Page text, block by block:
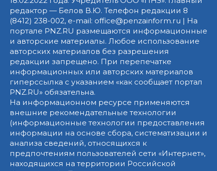
редактор — Белов В.Ю. Телефон редакции 8
(8412) 238-002, e-mail: office@penzainform.ru | На
портале PNZ.RU размещаются информационные
и авторские материалы. Любое использование
авторских материалов без разрешения
редакции запрещено. При перепечатке
информационных или авторских материалов
гиперссылка с указанием «как сообщает портал
PNZ.RU» обязательна.
На информационном ресурсе применяются
внешние рекомендательные технологии
(информационные технологии предоставления
информации на основе сбора, систематизации и
анализа сведений, относящихся к
предпочтениям пользователей сети «Интернет»,
находящихся на территории Российской